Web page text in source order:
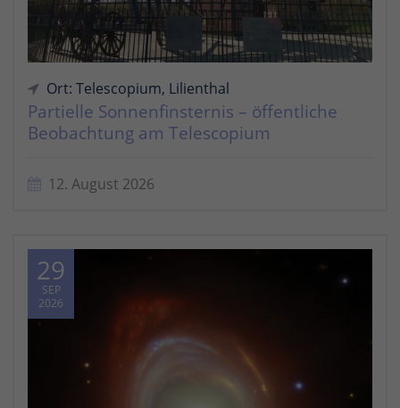
Ort: Telescopium, Lilienthal
Partielle Sonnenfinsternis – öffentliche
Beobachtung am Telescopium
12. August 2026
29
SEP
2026